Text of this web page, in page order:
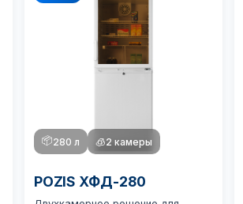
📦280 л 🧊2 камеры
POZIS ХФД-280